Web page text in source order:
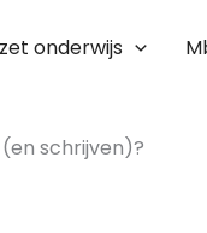
onderwijs
schrijven)?